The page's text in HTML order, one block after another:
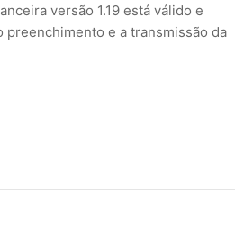
versão 1.19 está válido e
preenchimento e a transmissão da